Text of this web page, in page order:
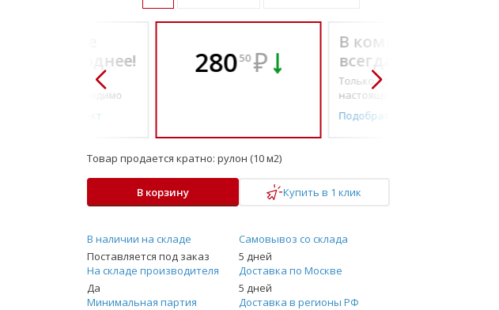
всегда выгоднее!
настоящему необходимо
Подобрать комплект
28050 ₽
В комплекте
всегда выгоднее!
Только то, что по-
настоящему необходимо
Подобрать комплект
Товар продается кратно: рулон (10 м2)
В корзину Купить в 1 клик
В наличии на складе
Поставляется под заказ
Самовывоз со склада
5 дней
На складе производителя
Да
Доставка по Москве
5 дней
Минимальная партия
Доставка в регионы РФ